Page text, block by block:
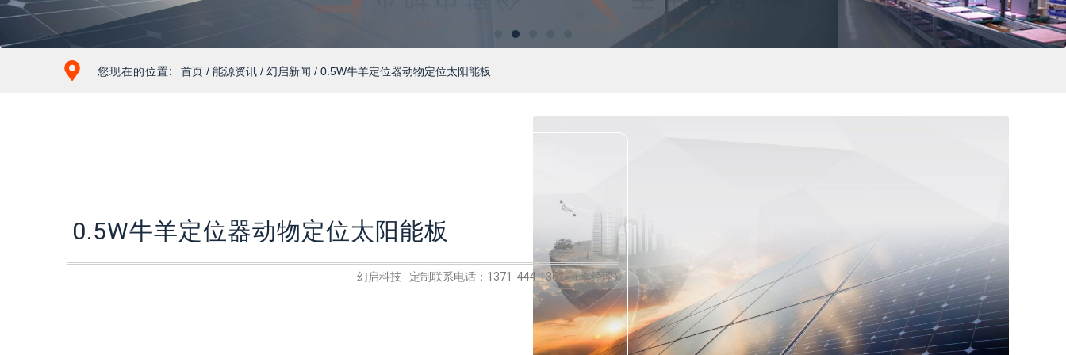
您现在的位置: 首页 / 能源资讯 / 幻启新闻 / 0.5W牛羊定位器动物定位太阳能板
0.5W牛羊定位器动物定位太阳能板
幻启科技 定制联系电话：1371 444 1361 （李经理）